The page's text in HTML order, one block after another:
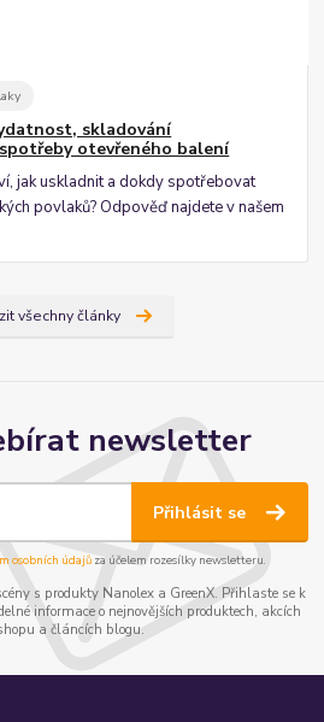
skladování
otevřeného balení
jak uskladnit a dokdy spotřebovat
povlaků? Odpověď najdete v našem
všechny články
newsletter
Přihlásit se
osobních údajůza účelem rozesílky newsletteru.
s produkty Nanolex a GreenX. Přihlaste se k
informace o nejnovějších produktech, akcích
a článcích blogu.